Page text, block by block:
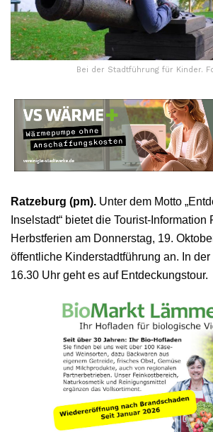
Bei der Stadtführung für Kinder.
Ratzeburg (pm). Unter dem Motto
Inselstadt“ bietet die Tourist-Information
Herbstferien am Donnerstag, 19.
öffentliche Kinderstadtführung an. In
16.30 Uhr geht es auf Entdeckungstour.